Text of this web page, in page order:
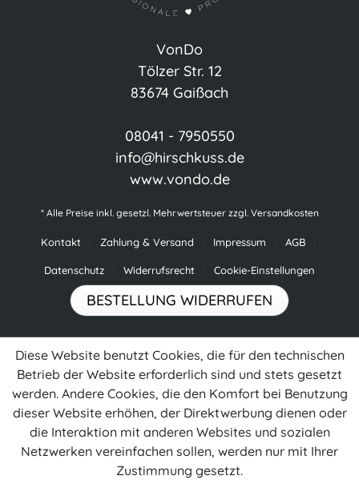
VonDo
Tölzer Str. 12
83674 Gaißach
08041 - 7950550
info@hirschkuss.de
www.vondo.de
* Alle Preise inkl. gesetzl. Mehrwertsteuer zzgl. Versandkosten
Kontakt Zahlung & Versand Impressum AGB
Datenschutz Widerrufsrecht Cookie-Einstellungen
BESTELLUNG WIDERRUFEN
Diese Website benutzt Cookies, die für den technischen
Betrieb der Website erforderlich sind und stets gesetzt
werden. Andere Cookies, die den Komfort bei Benutzung
dieser Website erhöhen, der Direktwerbung dienen oder
die Interaktion mit anderen Websites und sozialen
Netzwerken vereinfachen sollen, werden nur mit Ihrer
Zustimmung gesetzt.